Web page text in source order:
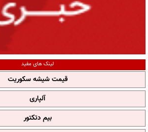
لینک های مفید
قیمت شیشه سکوریت
آلپاری
بیم دتکتور